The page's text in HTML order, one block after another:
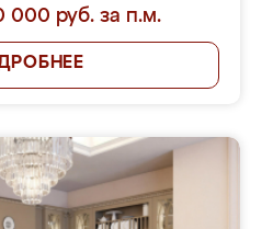
000 руб. за п.м.